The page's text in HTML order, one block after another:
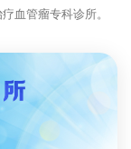
血管瘤专科诊所。